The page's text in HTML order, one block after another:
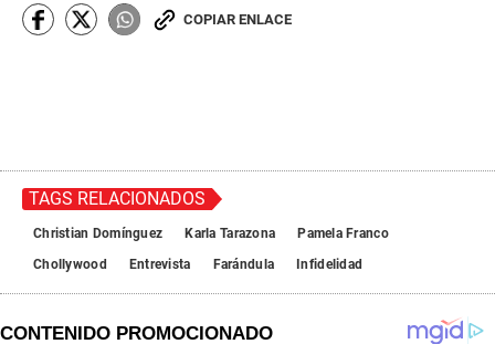
COPIAR ENLACE
TAGS RELACIONADOS
Christian Domínguez Karla Tarazona
Pamela Franco
Chollywood
Entrevista Farándula Infidelidad